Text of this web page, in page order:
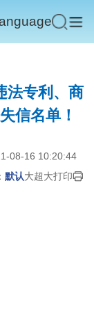
法专利、商
信名单！
08-16 10:20:44
默认大超大打印